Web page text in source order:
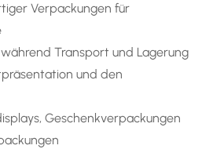
Verpackungen für
Transport und Lagerung
und den
Geschenkverpackungen